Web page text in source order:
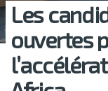
Les
ouvertes